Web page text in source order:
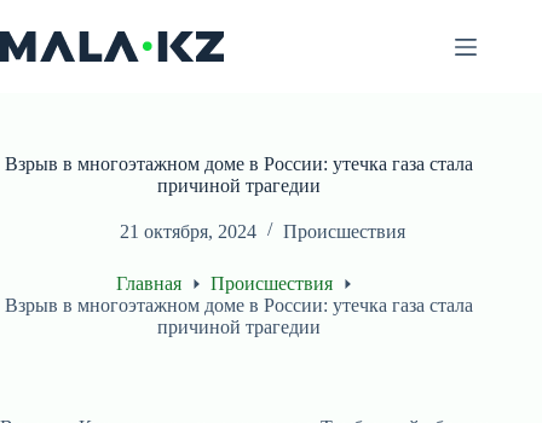
к
сути
Взрыв в многоэтажном доме в России: утечка газа стала
причиной трагедии
21 октября, 2024 Происшествия
Главная
Происшествия
Взрыв в многоэтажном доме в России: утечка газа стала
причиной трагедии